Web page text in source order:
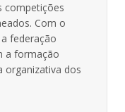
competições
Com o
federação
a formação
organizativa dos